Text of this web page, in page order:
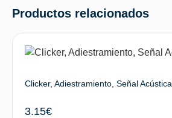
Productos relacionados
Clicker, Adiestramiento, Señal Acústica
3.15€